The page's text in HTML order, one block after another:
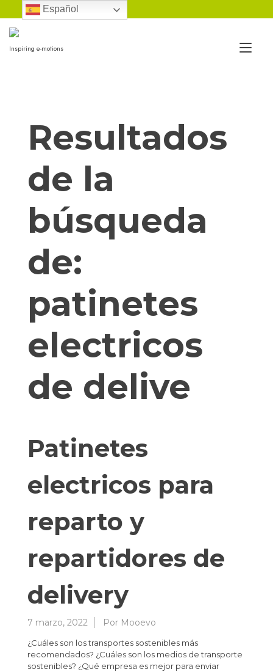
al
contenido
Inspiring e-motions
Resultados
de la
búsqueda
de:
patinetes
electricos
de delive
Patinetes
electricos para
reparto y
repartidores de
delivery
7 marzo, 2022 Por Mooevo
¿Cuáles son los transportes sostenibles más
recomendados? ¿Cuáles son los medios de transporte
sostenibles? ¿Qué empresa es mejor para enviar
Español